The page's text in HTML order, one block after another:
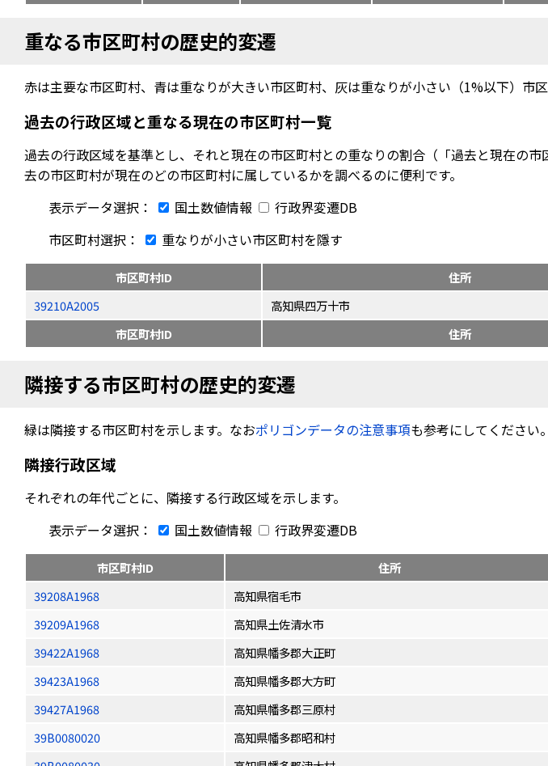
重なる市区町村の歴史的変遷
赤は主要な市区町村、青は重なりが大きい市区町村、灰は重なりが小さい（1%以下）市
過去の行政区域と重なる現在の市区町村一覧
過去の行政区域を基準とし、それと現在の市区町村との重なりの割合（「過去と現在の
去の市区町村が現在のどの市区町村に属しているかを調べるのに便利です。
表示データ選択：
国土数値情報
行政界変遷DB
市区町村選択：
重なりが小さい市区町村を隱す
市区町村ID 住所
39210A2005
高知県四万十市
市区町村ID 住所
隣接する市区町村の歴史的変遷
緑は隣接する市区町村を示します。なおポリゴンデータの注意事項も参考にしてください。
隣接行政区域
それぞれの年代ごとに、隣接する行政区域を示します。
表示データ選択：
国土数値情報 行政界変遷DB
市区町村ID 住所
39208A1968
高知県宿毛市
39209A1968
高知県土佐清水市
39422A1968
高知県幡多郡大正町
39423A1968
高知県幡多郡大方町
39427A1968
高知県幡多郡三原村
39B0080020
高知県幡多郡昭和村